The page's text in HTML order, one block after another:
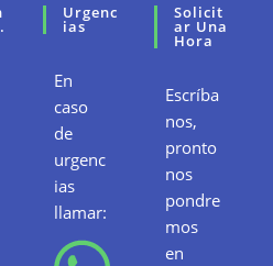
Urgenc
Ias
En
caso
de
urgenc
ias
llamar:
Solicit
Ar Una
Hora
Escríba
nos,
pronto
nos
pondre
mos
en